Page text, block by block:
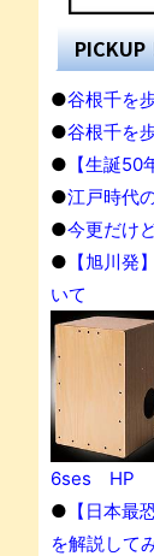
PICKUP
●谷根千を
●谷根千を歩
● 【生誕50
●江戸時代
●今更だけ
● 【旭川発
いて
6ses HP
● 【日本最
を解説して